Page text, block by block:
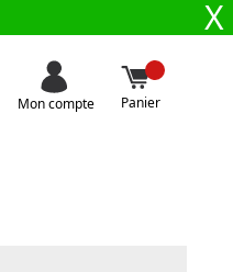
X
Mon compte Panier